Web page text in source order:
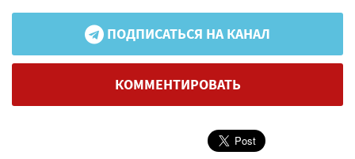
ПОДПИСАТЬСЯ НА КАНАЛ
КОММЕНТИРОВАТЬ